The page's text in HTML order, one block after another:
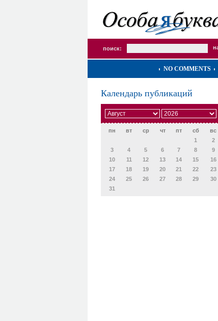
поиск:
NO COMMENTS
Календарь публикаций
пн вт ср чт пт сб
вс
1
2
3
4 5 6 7 8
9
10
11 12 13 14 15
16
17
18 19 20 21 22
23
24
25 26 27 28 29
30
31